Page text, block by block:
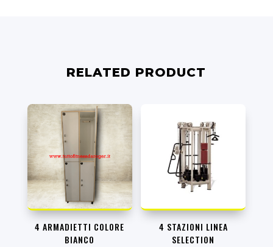
RELATED PRODUCT
4 ARMADIETTI COLORE
BIANCO
4 STAZIONI LINEA
SELECTION